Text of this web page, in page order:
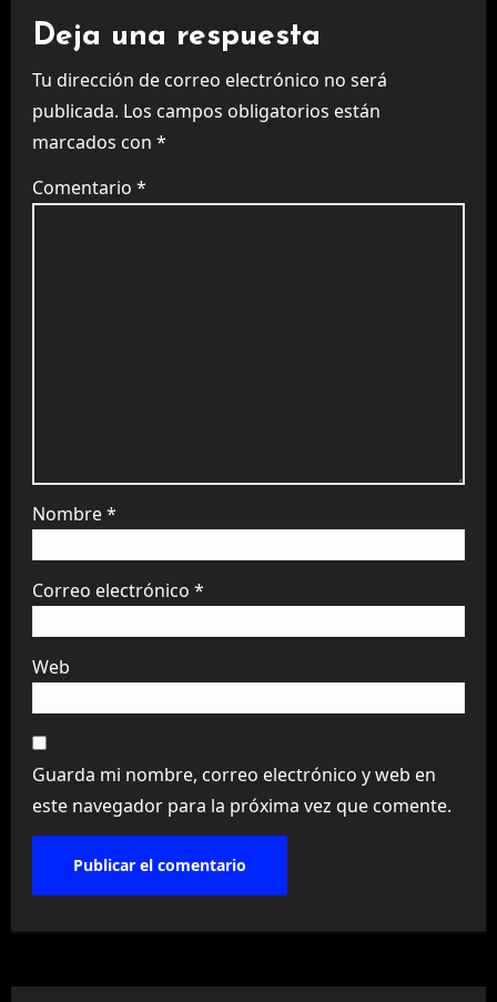
Deja una respuesta
Tu dirección de correo electrónico no será
publicada. Los campos obligatorios están
marcados con *
Comentario *
Nombre*
Correo electrónico *
Web
Guarda mi nombre, correo electrónico y web en
este navegador para la próxima vez que comente.